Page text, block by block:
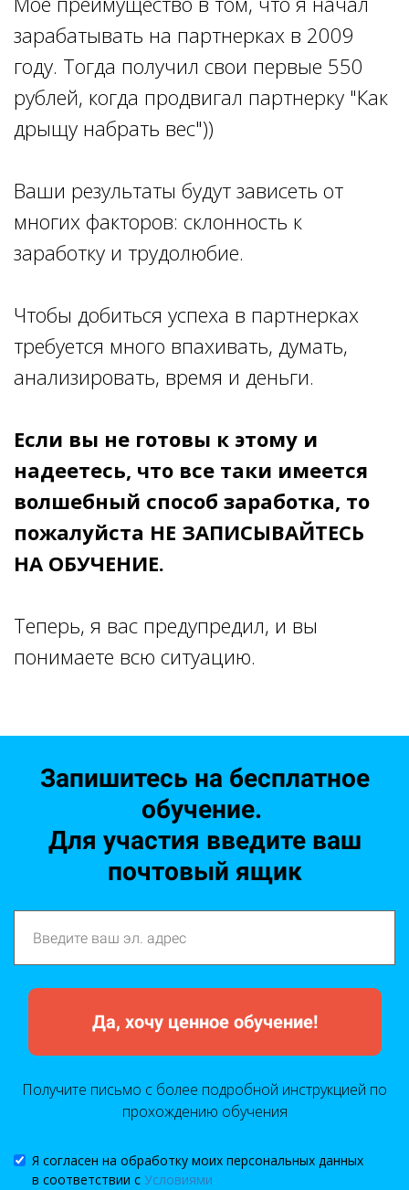
зарабатывать на партнерках в 2009
году. Тогда получил свои первые 550
рублей, когда продвигал партнерку "Как
дрыщу набрать вес"))
Ваши результаты будут зависеть от
многих факторов: склонность к
заработку и трудолюбие.
Чтобы добиться успеха в партнерках
требуется много впахивать, думать,
анализировать, время и деньги.
Если вы не готовы к этому и
надеетесь, что все таки имеется
волшебный способ заработка, то
пожалуйста НЕ ЗАПИСЫВАЙТЕСЬ
НА ОБУЧЕНИЕ.
Теперь, я вас предупредил, и вы
понимаете всю ситуацию.
Запишитесь на бесплатное
обучение.
Для участия введите ваш
почтовый ящик
Да, хочу ценное обучение!
Получите письмо с более подробной инструкцией по
прохождению обучения
Я согласен на обработку моих персональных данных
в соответствии с Условиями